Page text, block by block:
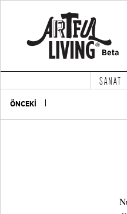
SANAT
ÖNCEKİ